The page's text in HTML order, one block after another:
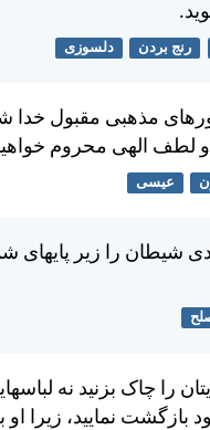
رنج بردن دلسوزی
مذهبی مقبول خدا
لطف الهی محروم
عیسی
شيطان را زير پايهای
را چاک بزنيد نه
بازگشت نماييد، زيرا